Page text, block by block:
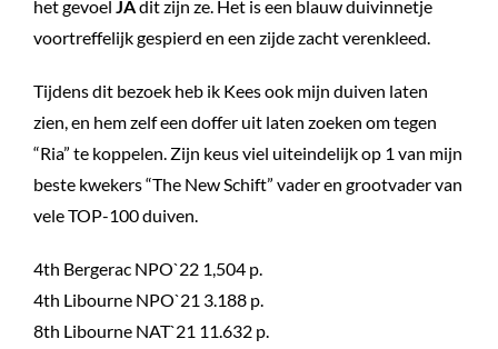
het gevoel JAdit zijn ze. Het is een blauw duivinnetje
voortreffelijk gespierd en een zijde zacht verenkleed.
Tijdens dit bezoek heb ik Kees ook mijn duiven laten
zien, en hem zelf een doffer uit laten zoeken om tegen
“Ria” te koppelen. Zijn keus viel uiteindelijk op 1 van mijn
beste kwekers “The New Schift” vader en grootvader van
vele TOP-100 duiven.
4th Bergerac NPO`22 1,504 p.
4th Libourne NPO`21 3.188 p.
8th Libourne NAT`21 11.632 p.